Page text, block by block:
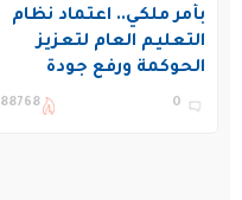
بأمر ملكي.. اعتماد نظام
التعليم العام لتعزيز
الحوكمة ورفع جودة
التعليم في المملكة
0
88768